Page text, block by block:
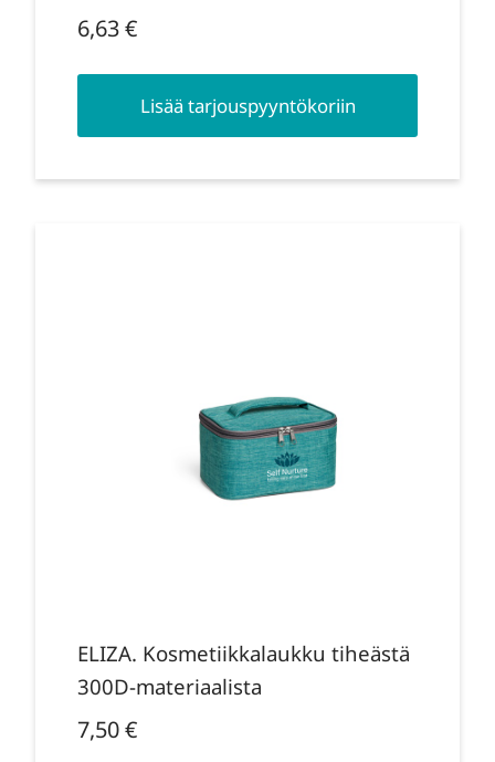
6,63€
Lisää tarjouspyyntökoriin
ELIZA. Kosmetiikkalaukku tiheästä
300D-materiaalista
7,50€